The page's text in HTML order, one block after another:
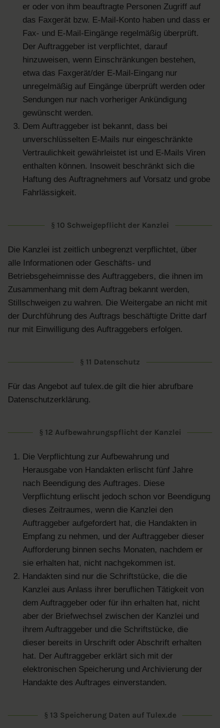
er oder von ihm beauftragte Personen Zugriff auf
das Faxgerät bzw. E-Mail-Konto haben und dass er
Fax- und E-Mail-Eingänge regelmäßig überprüft.
Der Auftraggeber ist verpflichtet, darauf
hinzuweisen, wenn Einschränkungen bestehen,
etwa das Faxgerät/der E-Mail-Eingang nur
unregelmäßig auf Eingänge überprüft werden oder
Sendungen nur nach vorheriger Ankündigung
gewünscht werden.
Dem Auftraggeber ist bekannt, dass bei
unverschlüsselten E-Mails nur eingeschränkte
Vertraulichkeit gewährleistet ist und E-Mails Viren
enthalten können. Insoweit beschränkt sich die
Haftung des Auftragnehmers auf Vorsatz und grobe
Fahrlässigkeit.
§ 10 Schweigepflicht der Kanzlei
Die Kanzlei ist zeitlich unbegrenzt verpflichtet, über
alle Informationen oder Geschäfts- und
Betriebsgeheimnisse des Auftraggebers, die ihnen im
Zusammenhang mit dem Auftrag bekannt werden,
Stillschweigen zu wahren. Die Weitergabe an nicht mit
der Durchführung des Auftrags beschäftigte Dritte darf
nur mit Einwilligung des Auftraggebers erfolgen.
§ 11 Datenschutz
Für das Angebot auf tulex.de gilt die hier abrufbare
Datenschutzerklärung.
§ 12 Aufbewahrungspflicht der Kanzlei
Die Verpflichtung zur Aufbewahrung und
Herausgabe von Handakten erlischt fünf Jahre
nach Beendigung des Auftrages. Diese
Verpflichtung erlischt jedoch schon vor Beendigung
dieses Zeitraumes, wenn die Kanzlei den
Auftraggeber aufgefordert hat, die Handakten in
Empfang zu nehmen, und der Auftraggeber dieser
Aufforderung binnen sechs Monaten, nachdem er
sie erhalten hat, nicht nachgekommen ist.
Handakten sind nur die Schriftstücke, die die
Kanzlei aus Anlass ihrer beruflichen Tätigkeit von
dem Auftraggeber oder für ihn erhalten hat, nicht
aber der Briefwechsel zwischen der Kanzlei und
ihrem Auftraggeber und die Schriftstücke, die
dieser bereits in Urschrift oder Abschrift erhalten
hat. Der Auftraggeber erklärt sich mit der
elektronischen Speicherung und Archivierung der
Handakte des Auftrages einverstanden.
§ 13 Speicherung Daten auf Tulex.de